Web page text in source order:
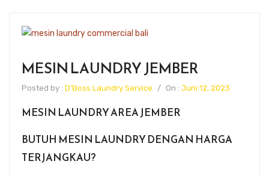
MESIN LAUNDRY JEMBER
Posted by : D'Boss Laundry Service / On : Juni 12, 2023
MESIN LAUNDRY AREA JEMBER
BUTUH MESIN LAUNDRY DENGAN HARGA
TERJANGKAU?